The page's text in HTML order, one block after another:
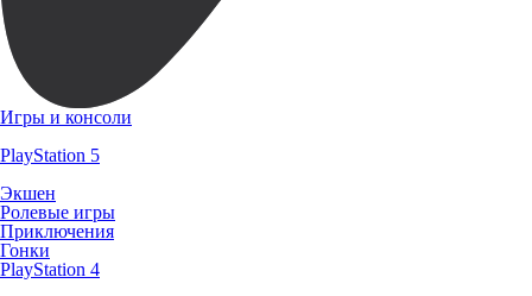
Игры и консоли
PlayStation 5
Экшен
Ролевые игры
Приключения
Гонки
PlayStation 4